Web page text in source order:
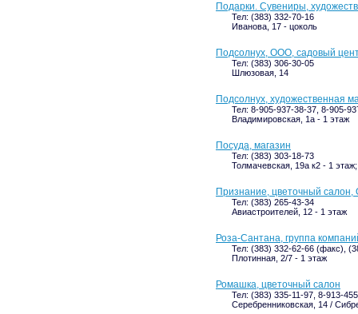
Подарки. Сувениры,
Тел: (383) 332-70-16
Иванова, 17 - цоколь
Подсолнух, ООО, садовый
Тел: (383) 306-30-05
Шлюзовая, 14
Подсолнух, художественная
Тел: 8-905-937-38-37, 8-905-
Владимировская, 1а - 1 этаж
Посуда, магазин
Тел: (383) 303-18-73
Толмачевская, 19а к2 - 1
Признание, цветочный
Тел: (383) 265-43-34
Авиастроителей, 12 - 1 этаж
Роза-Сантана, группа
Тел: (383) 332-62-66 (факс),
Плотинная, 2/7 - 1 этаж
Ромашка, цветочный салон
Тел: (383) 335-11-97, 8-913-
Серебренниковская, 14 /